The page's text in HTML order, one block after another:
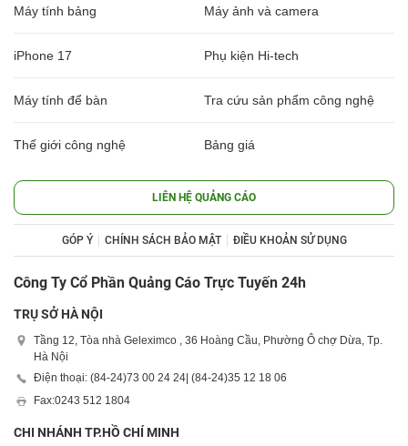
Máy tính bảng Máy ảnh và camera
iPhone 17 Phụ kiện Hi-tech
Máy tính để bàn Tra cứu sản phẩm công nghệ
Thế giới công nghệ Bảng giá
LIÊN HỆ QUẢNG CÁO
GÓP Ý CHÍNH SÁCH BẢO MẬT ĐIỀU KHOẢN SỬ DỤNG
Công Ty Cổ Phần Quảng Cáo Trực Tuyến 24h
TRỤ SỞ HÀ NỘI
Tầng 12, Tòa nhà Geleximco , 36 Hoàng Cầu, Phường Ô chợ Dừa, Tp.
Hà Nội
Điện thoại: (84-24)73 00 24 24 | (84-24)35 12 18 06
Fax:0243 512 1804
CHI NHÁNH TP.HỒ CHÍ MINH